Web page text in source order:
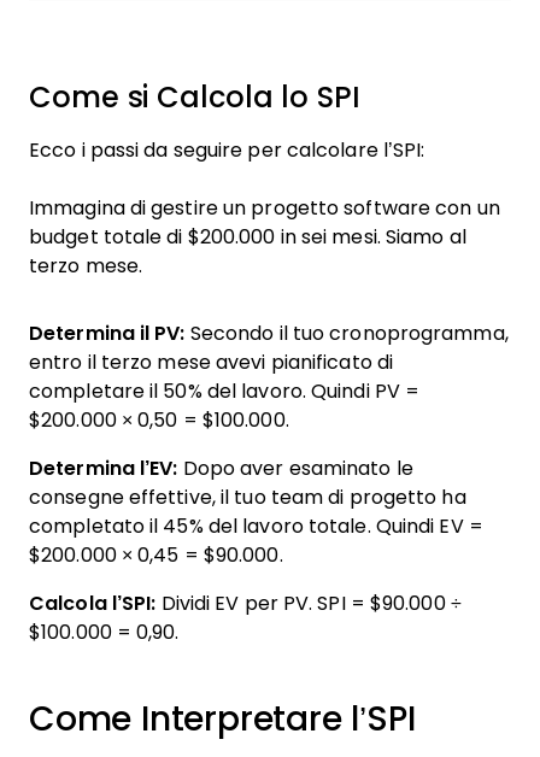
Come si Calcola lo SPI
Ecco i passi da seguire per calcolare l’SPI:
Immagina di gestire un progetto software con un
budget totale di $200.000 in sei mesi. Siamo al
terzo mese.
Determina il PV: Secondo il tuo cronoprogramma,
entro il terzo mese avevi pianificato di
completare il 50% del lavoro. Quindi PV =
$200.000 × 0,50 = $100.000.
Determina l’EV: Dopo aver esaminato le
consegne effettive, il tuo team di progetto ha
completato il 45% del lavoro totale. Quindi EV =
$200.000 × 0,45 = $90.000.
Calcola l’SPI: Dividi EV per PV. SPI = $90.000 ÷
$100.000 = 0,90.
Come Interpretare l’SPI